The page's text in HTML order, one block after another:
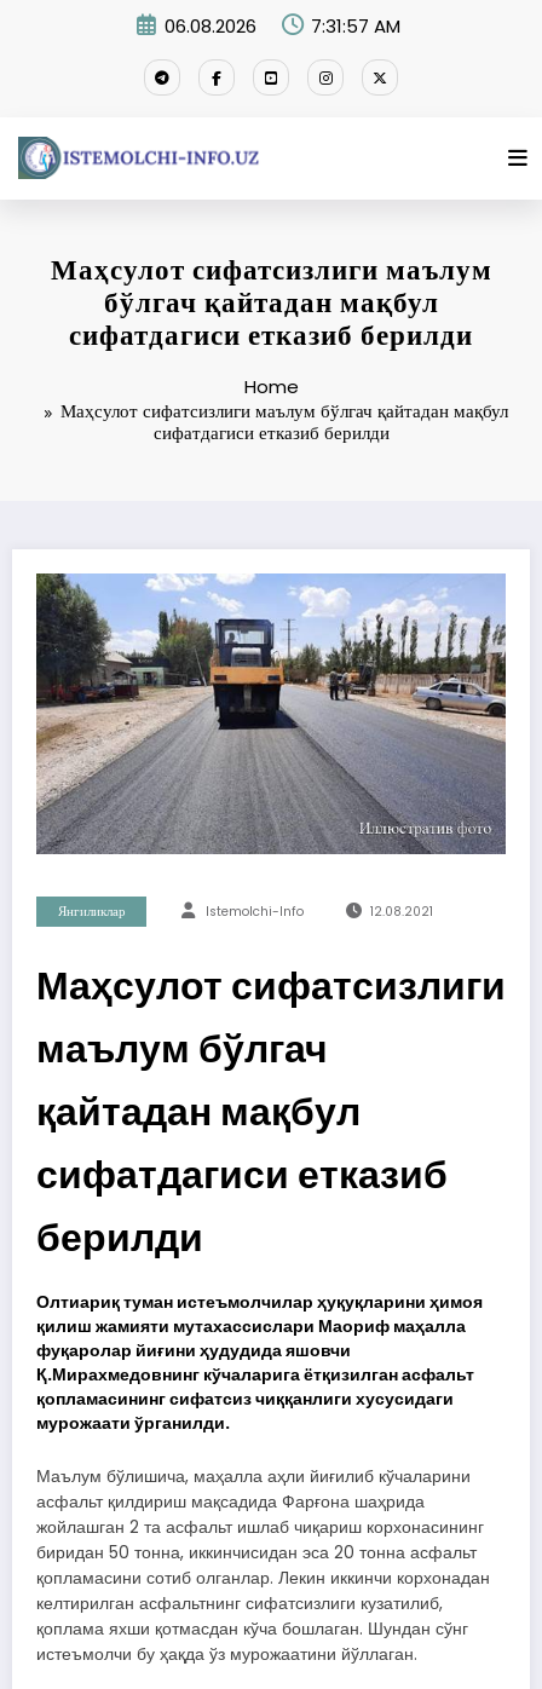
06.08.2026 7:31:57 AM
Маҳсулот сифатсизлиги маълум
бўлгач қайтадан мақбул
сифатдагиси етказиб берилди
Home
Маҳсулот сифатсизлиги маълум бўлгач қайтадан мақбул
сифатдагиси етказиб берилди
Янгиликлар Istemolchi-Info 12.08.2021
Маҳсулот сифатсизлиги
маълум бўлгач
қайтадан мақбул
сифатдагиси етказиб
берилди
Олтиариқ туман истеъмолчилар ҳуқуқларини ҳимоя
қилиш жамияти мутахассислари Маориф маҳалла
фуқаролар йиғини ҳудудида яшовчи
Қ.Мирахмедовнинг кўчаларига ётқизилган асфальт
қопламасининг сифатсиз чиққанлиги хусусидаги
мурожаати ўрганилди.
Маълум бўлишича, маҳалла аҳли йиғилиб кўчаларини
асфальт қилдириш мақсадида Фарғона шаҳрида
жойлашган 2 та асфальт ишлаб чиқариш корхонасининг
биридан 50 тонна, иккинчисидан эса 20 тонна асфальт
қопламасини сотиб олганлар. Лекин иккинчи корхонадан
келтирилган асфальтнинг сифатсизлиги кузатилиб,
қоплама яхши қотмасдан кўча бошлаган. Шундан сўнг
истеъмолчи бу ҳақда ўз мурожаатини йўллаган.